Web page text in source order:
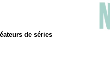
de séries